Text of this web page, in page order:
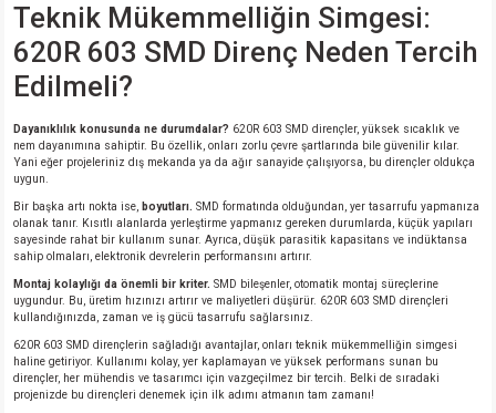
Teknik Mükemmelliğin Simgesi:
620R 603 SMD Direnç Neden Tercih
Edilmeli?
Dayanıklılık konusunda ne durumdalar? 620R 603 SMD dirençler, yüksek sıcaklık ve
nem dayanımına sahiptir. Bu özellik, onları zorlu çevre şartlarında bile güvenilir kılar.
Yani eğer projeleriniz dış mekanda ya da ağır sanayide çalışıyorsa, bu dirençler oldukça
uygun.
Bir başka artı nokta ise, boyutları. SMD formatında olduğundan, yer tasarrufu yapmanıza
olanak tanır. Kısıtlı alanlarda yerleştirme yapmanız gereken durumlarda, küçük yapıları
sayesinde rahat bir kullanım sunar. Ayrıca, düşük parasitik kapasitans ve indüktansa
sahip olmaları, elektronik devrelerin performansını artırır.
Montaj kolaylığı da önemli bir kriter. SMD bileşenler, otomatik montaj süreçlerine
uygundur. Bu, üretim hızınızı artırır ve maliyetleri düşürür. 620R 603 SMD dirençleri
kullandığınızda, zaman ve iş gücü tasarrufu sağlarsınız.
620R 603 SMD dirençlerin sağladığı avantajlar, onları teknik mükemmelliğin simgesi
haline getiriyor. Kullanımı kolay, yer kaplamayan ve yüksek performans sunan bu
dirençler, her mühendis ve tasarımcı için vazgeçilmez bir tercih. Belki de sıradaki
projenizde bu dirençleri denemek için ilk adımı atmanın tam zamanı!